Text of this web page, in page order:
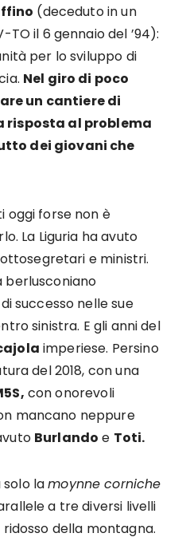
(deceduto in un
il 6 gennaio del ’94):
per lo sviluppo di
Nel giro di poco
un cantiere di
risposta al problema
dei giovani che
oggi forse non è
La Liguria ha avuto
e ministri.
berlusconiano
successo nelle sue
sinistra. E gli anni del
imperiese. Persino
del 2018, con una
con onorevoli
mancano neppure
Burlando e Toti.
solo lamoynne corniche
a tre diversi livelli
della montagna.